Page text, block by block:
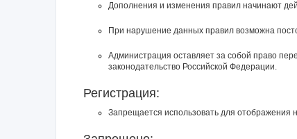
Дополнения и изменения правил начинают
При нарушение данных правил возможна
Администрация оставляет за собой право
законодательство Российской Федерации.
Регистрация:
Запрещается использовать для отображения